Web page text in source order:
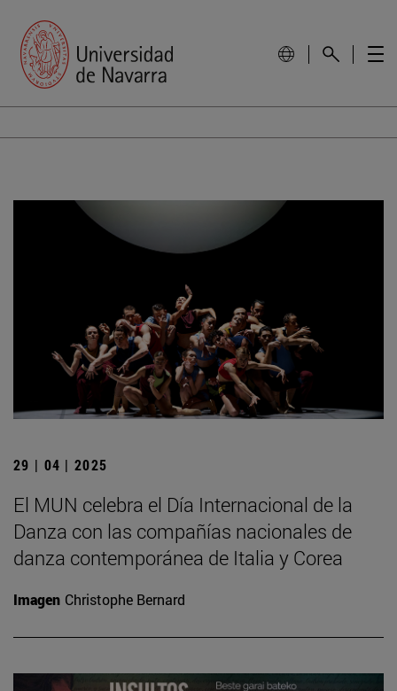
29 | 04 | 2025
El MUN celebra el Día Internacional de la
Danza con las compañías nacionales de
danza contemporánea de Italia y Corea
Imagen Christophe Bernard